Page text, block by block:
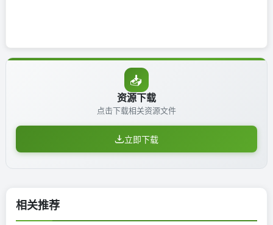
📥
资源下载
点击下载相关资源文件
立即下载
相关推荐